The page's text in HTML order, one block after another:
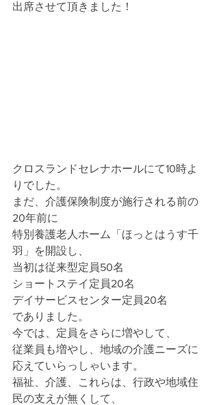
出席させて頂きました！
クロスランドセレナホールにて10時よ
りでした。
まだ、介護保険制度が施行される前の
20年前に
特別養護老人ホーム「ほっとはうす千
羽」を開設し、
当初は従来型定員50名
ショートステイ定員20名
デイサービスセンター定員20名
でありました。
今では、定員をさらに増やして、
従業員も増やし、地域の介護ニーズに
応えていらっしゃいます。
福祉、介護、これらは、行政や地域住
民の支えが無くして、